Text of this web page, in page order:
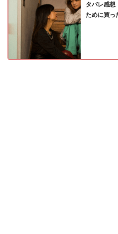
タバレ感想
ために買っ